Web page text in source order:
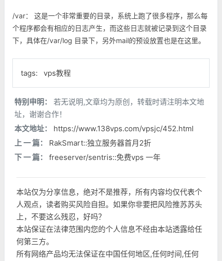
/var： 这是一个非常重要的目录，系统上跑了很多程序，那么每
个程序都会有相应的日志产生，而这些日志就被记录到这个目录
下，具体在/var/log 目录下，另外mail的预设放置也是在这里。
tags: vps教程
特别申明：
若无说明,文章均为原创，转载时请注明本文地
址，谢谢合作！
本文地址：
https://www.138vps.com/vpsjc/452.html
上 一 篇：
RakSmart::独立服务器首月2折
下 一 篇：
freeserver/sentris::免费vps 一年
本站仅为分享信息，绝对不是推荐，所有内容均仅代表个
人观点，读者购买风险自担。如果你非要把风险推苏苏头
上，不要这么残忍，好吗？
本站保证在法律范围内您的个人信息不经由本站透露给任
何第三方。
所有网络产品均无法保证在中国任何地区,任何时间,任何